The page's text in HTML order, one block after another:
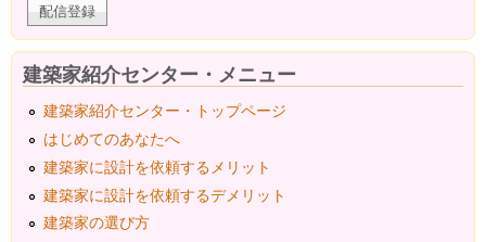
建築家紹介センター・メニュー
建築家紹介センター・トップページ
はじめてのあなたへ
建築家に設計を依頼するメリット
建築家に設計を依頼するデメリット
建築家の選び方